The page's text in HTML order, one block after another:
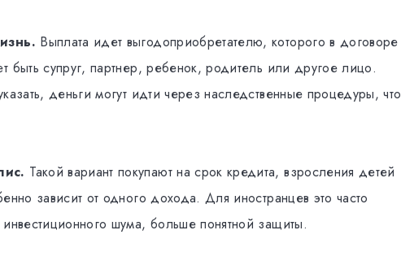
Выплата идет выгодоприобретателю, которого в договоре
быть супруг, партнер, ребенок, родитель или другое лицо.
деньги могут идти через наследственные процедуры, что
Такой вариант покупают на срок кредита, взросления детей
зависит от одного дохода. Для иностранцев это часто
шума, больше понятной защиты.